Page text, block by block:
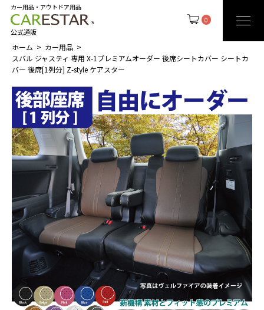
0
カー用品・アウトドア用品
公式通販
ホーム
カー用品
スバル ジャスティ 専用 X-1プレミアムオーダー 後席シートカバー シートカ
バー 後席[1列分] Z-style ケアスター